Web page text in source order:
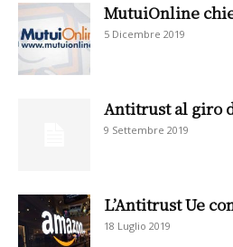
MutuiOnline
5 Dicembre 2019
Antitrust al giro
9 Settembre 2019
L’Antitrust Ue
18 Luglio 2019